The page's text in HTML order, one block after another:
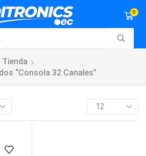
0
Tienda
“consola 32 Canales”